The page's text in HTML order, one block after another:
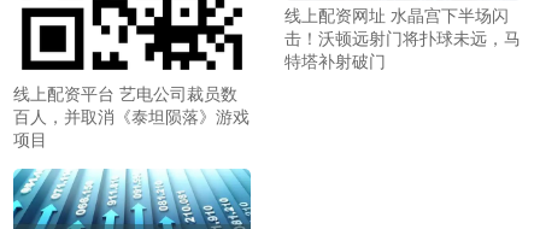
线上配资平台 艺电公司裁员数
百人，并取消《泰坦陨落》游戏
项目
线上配资网址 水晶宫下半场闪
击！沃顿远射门将扑球未远，马
特塔补射破门